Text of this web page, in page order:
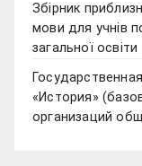
Збірник
мови для учнів
загальної освіти
«История»
организаций